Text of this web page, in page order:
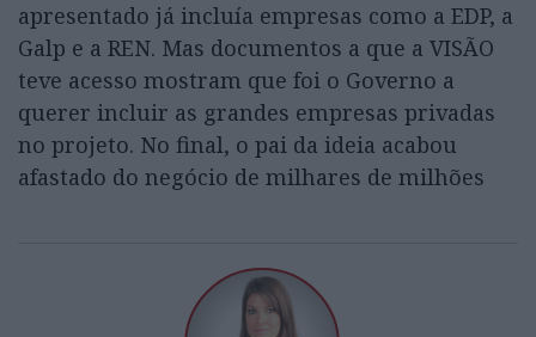
apresentado já incluía empresas como a EDP, a
Galp e a REN. Mas documentos a que a VISÃO
teve acesso mostram que foi o Governo a
querer incluir as grandes empresas privadas
no projeto. No final, o pai da ideia acabou
afastado do negócio de milhares de milhões